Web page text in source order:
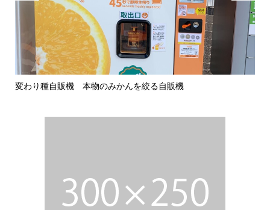
変わり種自販機 本物のみかんを絞る自販機